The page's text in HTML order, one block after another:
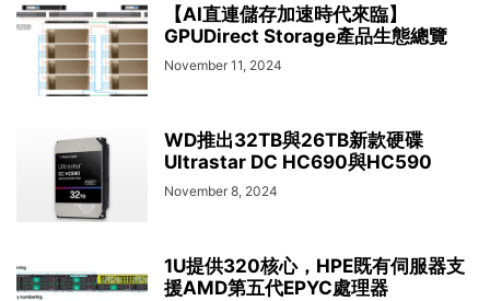
【AI直連儲存加速時代來臨】
GPUDirect Storage產品生態總覽
November 11, 2024
WD推出32TB與26TB新款硬碟
Ultrastar DC HC690與HC590
November 8, 2024
1U提供320核心，HPE既有伺服器支
援AMD第五代EPYC處理器